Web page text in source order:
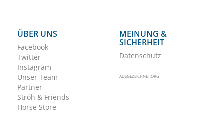
ÜBER UNS
Facebook
Twitter
Instagram
Unser Team
Partner
Ströh & Friends
Horse Store
MEINUNG &
SICHERHEIT
Datenschutz
AUSGEZEICHNET.ORG